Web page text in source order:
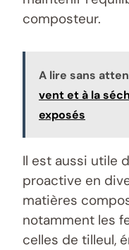
composteur.
A lire sans
vent et à la
exposés
Il est aussi utile
proactive en
matières
notamment les
celles de tilleul,